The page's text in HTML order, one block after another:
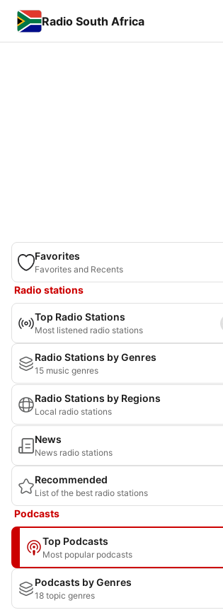
Radio South Africa
Favorites
Favorites and Recents
Radio stations
Top Radio Stations
Most listened radio stations
Radio Stations by Genres
15 music genres
Radio Stations by Regions
Local radio stations
News
News radio stations
Recommended
List of the best radio stations
Podcasts
Top Podcasts
Most popular podcasts
Podcasts by Genres
18 topic genres